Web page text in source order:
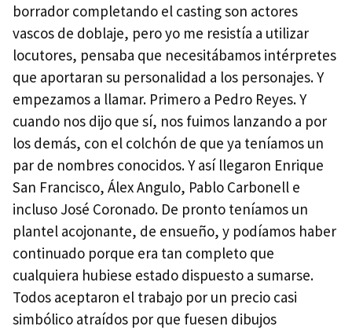
borrador completando el casting son actores
vascos de doblaje, pero yo me resistía a utilizar
locutores, pensaba que necesitábamos intérpretes
que aportaran su personalidad a los personajes. Y
empezamos a llamar. Primero a Pedro Reyes. Y
cuando nos dijo que sí, nos fuimos lanzando a por
los demás, con el colchón de que ya teníamos un
par de nombres conocidos. Y así llegaron Enrique
San Francisco, Álex Angulo, Pablo Carbonell e
incluso José Coronado. De pronto teníamos un
plantel acojonante, de ensueño, y podíamos haber
continuado porque era tan completo que
cualquiera hubiese estado dispuesto a sumarse.
Todos aceptaron el trabajo por un precio casi
simbólico atraídos por que fuesen dibujos